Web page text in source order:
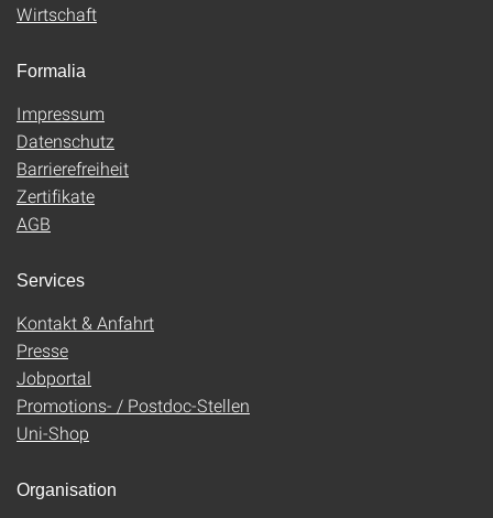
Wirtschaft
Formalia
Impressum
Datenschutz
Barrierefreiheit
Zertifikate
AGB
Services
Kontakt & Anfahrt
Presse
Jobportal
Promotions- / Postdoc-Stellen
Uni-Shop
Organisation